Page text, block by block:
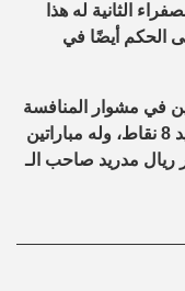
الثانية له هذا
الحكم أيضًا في
في مشوار المنافسة
على الليجا، حيث يحتل المركز الـ 12 برصيد 8 نقاط، وله مباراتين
عن المتصدر ريال مدريد صاحب الـ